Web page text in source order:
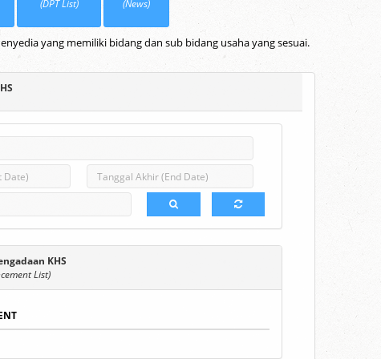
(DPT List) (News)
yang memiliki bidang dan sub bidang usaha yang sesuai.
KHS
List)